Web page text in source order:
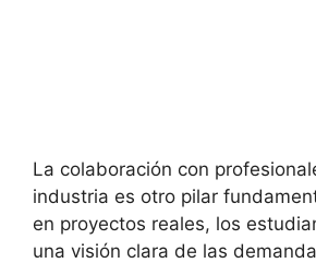
La colaboración con
industria es otro pilar
en proyectos reales, los
una visión clara de las